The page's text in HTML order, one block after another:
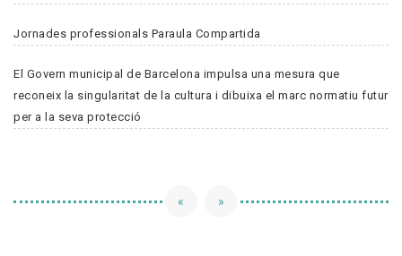
Jornades professionals Paraula Compartida
El Govern municipal de Barcelona impulsa una mesura que
reconeix la singularitat de la cultura i dibuixa el marc normatiu futur
per a la seva protecció
« »